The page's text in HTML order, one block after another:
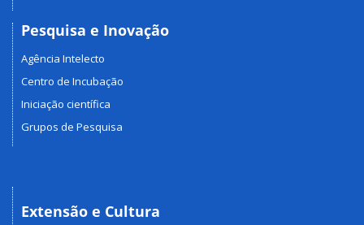
Pesquisa e Inovação
Agência Intelecto
Centro de Incubação
Iniciação científica
Grupos de Pesquisa
Extensão e Cultura